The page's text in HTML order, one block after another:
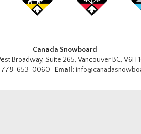
Canada Snowboard
Broadway, Suite 265, Vancouver BC, V6H
778-653-0060 Email: